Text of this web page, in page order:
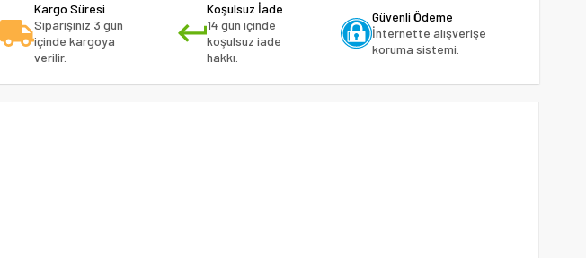
Kargo Süresi
Siparişiniz 3 gün
içinde kargoya
verilir.
Koşulsuz İade
14 gün içinde
koşulsuz iade
hakkı.
Güvenli Ödeme
İnternette alışverişe
koruma sistemi.